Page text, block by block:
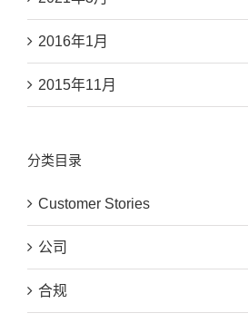
2016年1月
2015年11月
分类目录
Customer Stories
公司
合规